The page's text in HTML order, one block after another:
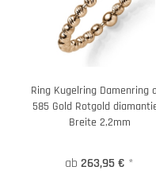
Ring Kugelring Damenring
585 Gold Rotgold
Breite 2,2mm
ab 263,95 € *